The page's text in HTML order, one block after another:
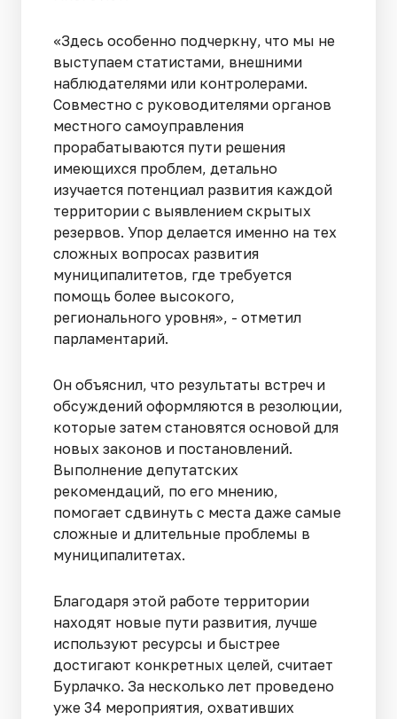
«Здесь особенно подчеркну, что мы не
выступаем статистами, внешними
наблюдателями или контролерами.
Совместно с руководителями органов
местного самоуправления
прорабатываются пути решения
имеющихся проблем, детально
изучается потенциал развития каждой
территории с выявлением скрытых
резервов. Упор делается именно на тех
сложных вопросах развития
муниципалитетов, где требуется
помощь более высокого,
регионального уровня», - отметил
парламентарий.
Он объяснил, что результаты встреч и
обсуждений оформляются в резолюции,
которые затем становятся основой для
новых законов и постановлений.
Выполнение депутатских
рекомендаций, по его мнению,
помогает сдвинуть с места даже самые
сложные и длительные проблемы в
муниципалитетах.
Благодаря этой работе территории
находят новые пути развития, лучше
используют ресурсы и быстрее
достигают конкретных целей, считает
Бурлачко. За несколько лет проведено
уже 34 мероприятия, охвативших